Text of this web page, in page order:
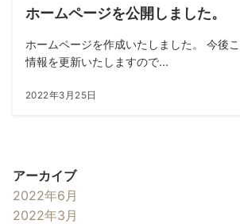
ホームページを公開しました。
ホームページを作成いたしました。 今後
情報を更新いたしますので...
2022年3月25日
アーカイブ
2022年6月
2022年3月